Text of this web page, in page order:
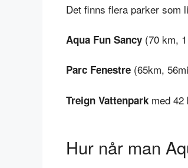
Det finns flera parker som
Aqua Fun Sancy (70 km,
Parc Fenestre (65km,
Treign Vattenpark med
Hur når man